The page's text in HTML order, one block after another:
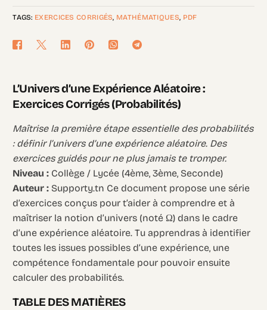
TAGS: EXERCICES CORRIGÉS, MATHÉMATIQUES, PDF
L’Univers d’une Expérience Aléatoire :
Exercices Corrigés (Probabilités)
Maîtrise la première étape essentielle des probabilités
: définir l’univers d’une expérience aléatoire. Des
exercices guidés pour ne plus jamais te tromper.
Niveau : Collège / Lycée (4ème, 3ème, Seconde)
Auteur : Supporty.tn Ce document propose une série
d’exercices conçus pour t’aider à comprendre et à
maîtriser la notion d’univers (noté Ω) dans le cadre
d’une expérience aléatoire. Tu apprendras à identifier
toutes les issues possibles d’une expérience, une
compétence fondamentale pour pouvoir ensuite
calculer des probabilités.
TABLE DES MATIÈRES